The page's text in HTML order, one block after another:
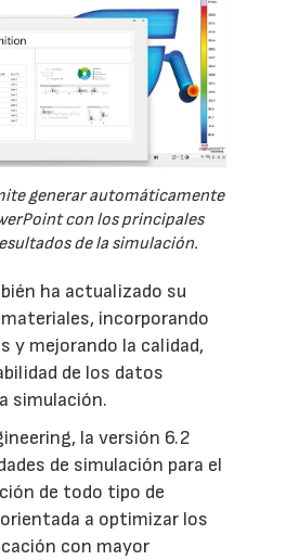
generar automáticamente
con los principales
de la simulación.
ha actualizado su
incorporando
y mejorando la calidad,
de los datos
simulación.
la versión 6.2
de simulación para el
de todo tipo de
a optimizar los
con mayor